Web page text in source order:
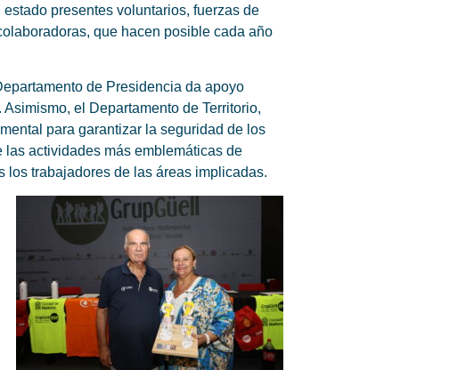
presentes voluntarios, fuerzas de
que hacen posible cada año
de Presidencia da apoyo
el Departamento de Territorio,
para garantizar la seguridad de los
actividades más emblemáticas de
los trabajadores de las áreas implicadas.